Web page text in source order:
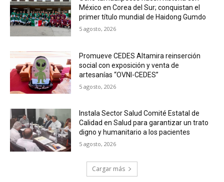
México en Corea del Sur; conquistan el
primer título mundial de Haidong Gumdo
5 agosto, 2026
Promueve CEDES Altamira reinserción
social con exposición y venta de
artesanías “OVNI-CEDES”
5 agosto, 2026
Instala Sector Salud Comité Estatal de
Calidad en Salud para garantizar un trato
digno y humanitario a los pacientes
5 agosto, 2026
Cargar más